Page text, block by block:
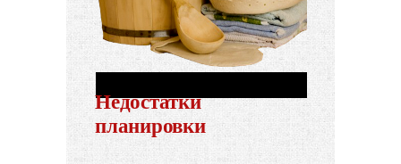
Недостатки
планировки